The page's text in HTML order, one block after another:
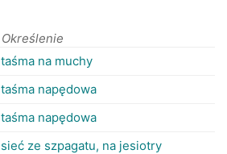
Określenie
taśma na muchy
taśma napędowa
taśma napędowa
sieć ze szpagatu, na jesiotry